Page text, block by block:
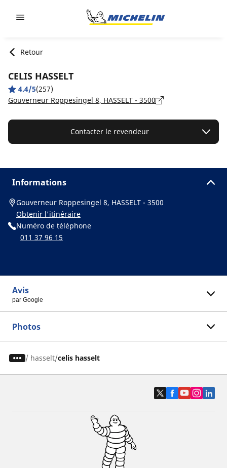
Retour
CELIS HASSELT
4.4/5(257)
Gouverneur Roppesingel 8, HASSELT - 3500
Contacter le revendeur
Informations
Gouverneur Roppesingel 8, HASSELT - 3500
Obtenir l'itinéraire
Numéro de téléphone
011 37 96 15
Avis
par Google
Photos
/ hasselt celis hasselt